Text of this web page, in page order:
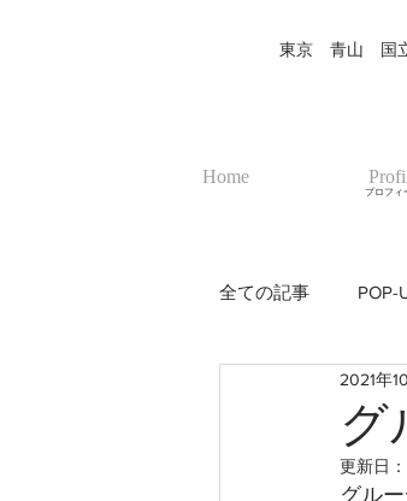
東京 青山 国立
Home
プロフィ
全ての記事 POP-
グ
2021年
更新日：
グル